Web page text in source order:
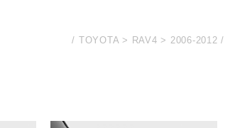
TOYOTA RAV4 2006-2012